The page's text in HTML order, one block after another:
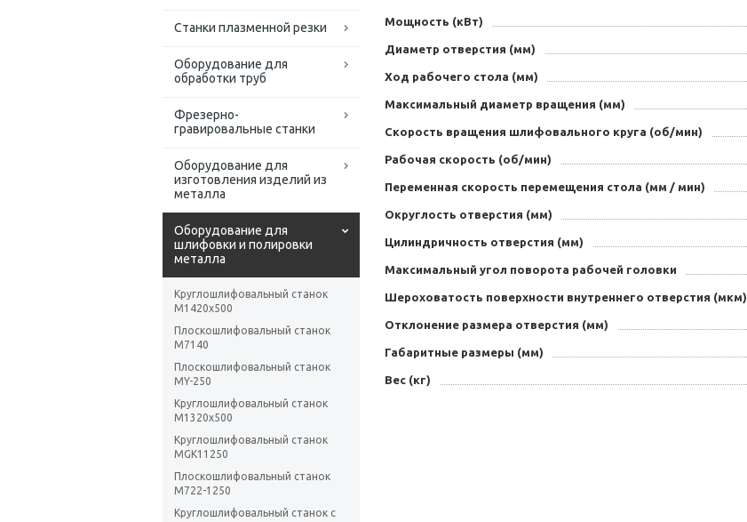
Станки плазменной резки
Оборудование для
обработки труб
Фрезерно-
гравировальные станки
Оборудование для
изготовления изделий из
металла
Оборудование для
шлифовки и полировки
металла
Круглошлифовальный станок
M1420x500
Плоскошлифовальный станок
M7140
Плоскошлифовальный станок
MY-250
Круглошлифовальный станок
M1320x500
Круглошлифовальный станок
MGK11250
Плоскошлифовальный станок
М722-1250
Круглошлифовальный станок с
Мощность (кВт)
Диаметр отверстия (мм)
Ход рабочего стола (мм)
Максимальный диаметр вращения (мм)
Скорость вращения шлифовального круга (об/мин)
Рабочая скорость (об/мин)
Переменная скорость перемещения стола (мм / мин)
Округлость отверстия (мм)
Цилиндричность отверстия (мм)
Максимальный угол поворота рабочей головки
Шероховатость поверхности внутреннего отверстия (мкм)
Отклонение размера отверстия (мм)
Габаритные размеры (мм)
Вес (кг)